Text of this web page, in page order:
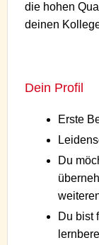
die hohen
deinen
Dein Profil
Erste
Du
Du bist